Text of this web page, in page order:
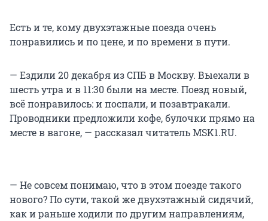
Есть и те, кому двухэтажные поезда очень
понравились и по цене, и по времени в пути.
— Ездили 20 декабря из СПБ в Москву. Выехали в
шесть утра и в 11:30 были на месте. Поезд новый,
всё понравилось: и поспали, и позавтракали.
Проводники предложили кофе, булочки прямо на
месте в вагоне, — рассказал читатель MSK1.RU.
— Не совсем понимаю, что в этом поезде такого
нового? По сути, такой же двухэтажный сидячий,
как и раньше ходили по другим направлениям,